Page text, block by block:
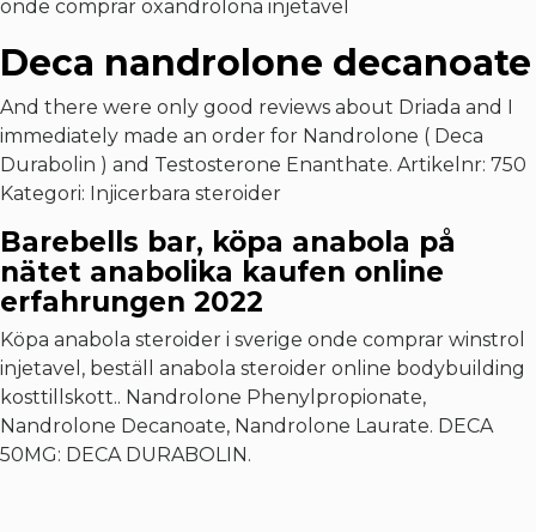
onde comprar oxandrolona injetavel
Deca nandrolone decanoate
And there were only good reviews about Driada and I
immediately made an order for Nandrolone ( Deca
Durabolin ) and Testosterone Enanthate. Artikelnr: 750
Kategori: Injicerbara steroider
Barebells bar, köpa anabola på
nätet anabolika kaufen online
erfahrungen 2022
Köpa anabola steroider i sverige onde comprar winstrol
injetavel, beställ anabola steroider online bodybuilding
kosttillskott.. Nandrolone Phenylpropionate,
Nandrolone Decanoate, Nandrolone Laurate. DECA
50MG: DECA DURABOLIN.